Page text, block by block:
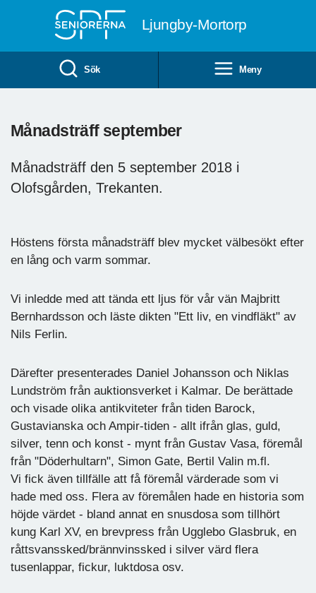
Ljungby-Mortorp
Sök Meny
Månadsträff september
Månadsträff den 5 september 2018 i
Olofsgården, Trekanten.
Höstens första månadsträff blev mycket välbesökt efter
en lång och varm sommar.
Vi inledde med att tända ett ljus för vår vän Majbritt
Bernhardsson och läste dikten "Ett liv, en vindfläkt" av
Nils Ferlin.
Därefter presenterades Daniel Johansson och Niklas
Lundström från auktionsverket i Kalmar. De berättade
och visade olika antikviteter från tiden Barock,
Gustavianska och Ampir-tiden - allt ifrån glas, guld,
silver, tenn och konst - mynt från Gustav Vasa, föremål
från "Döderhultarn", Simon Gate, Bertil Valin m.fl.
Vi fick även tillfälle att få föremål värderade som vi
hade med oss. Flera av föremålen hade en historia som
höjde värdet - bland annat en snusdosa som tillhört
kung Karl XV, en brevpress från Ugglebo Glasbruk, en
råttsvanssked/brännvinssked i silver värd flera
tusenlappar, fickur, luktdosa osv.